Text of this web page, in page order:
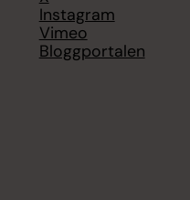
Instagram
Vimeo
Bloggportalen